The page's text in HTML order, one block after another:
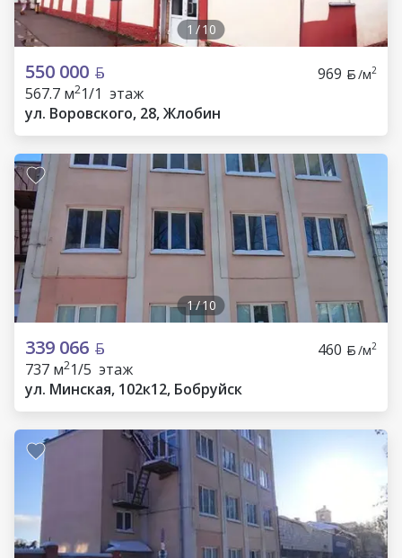
1 /10
550 000 969 /м2
567.7 м21/1 этаж
ул. Воровского, 28, Жлобин
1/10
339 066 460 /м2
737 м21/5 этаж
ул. Минская, 102к12, Бобруйск